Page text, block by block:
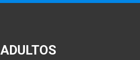
ADULTOS